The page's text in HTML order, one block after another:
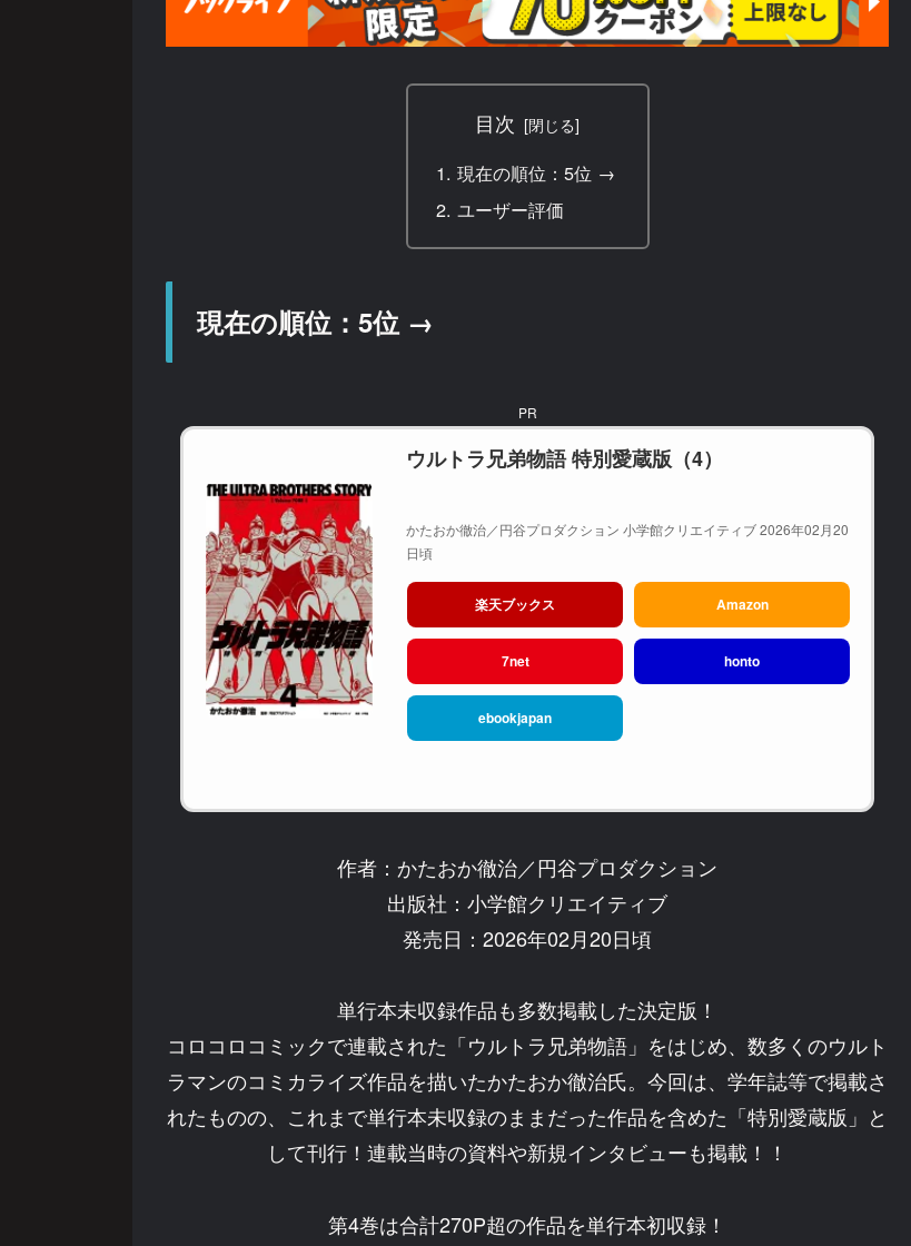
目次
現在の順位：5位 →
ユーザー評価
現在の順位：5位 →
PR
ウルトラ兄弟物語 特別愛蔵版（4）
かたおか徹治／円谷プロダクション 小学館クリエイティブ 2026年02月20
日頃
楽天ブックス Amazon
7net honto
ebookjapan
作者：かたおか徹治／円谷プロダクション
出版社：小学館クリエイティブ
発売日：2026年02月20日頃
単行本未収録作品も多数掲載した決定版！
コロコロコミックで連載された「ウルトラ兄弟物語」をはじめ、数多くのウルト
ラマンのコミカライズ作品を描いたかたおか徹治氏。今回は、学年誌等で掲載さ
れたものの、これまで単行本未収録のままだった作品を含めた「特別愛蔵版」と
して刊行！連載当時の資料や新規インタビューも掲載！！
第4巻は合計270P超の作品を単行本初収録！